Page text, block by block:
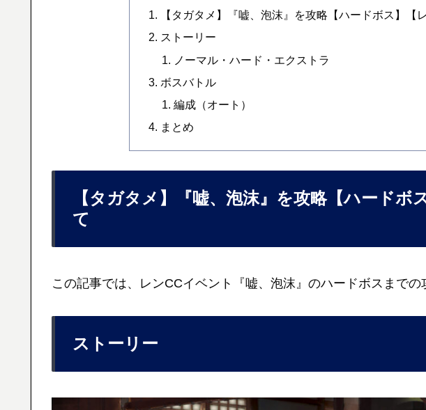
【タガタメ】『嘘、泡沫』を攻略【ハードボス】【
ストーリー
ノーマル・ハード・エクストラ
ボスバトル
編成（オート）
まとめ
【タガタメ】『嘘、泡沫』を攻略【ハードボ
て
この記事では、レンCCイベント『嘘、泡沫』のハードボスまでの
ストーリー